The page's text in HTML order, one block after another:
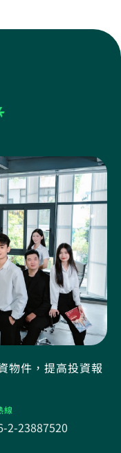
物件，提高投資報
線
2-23887520